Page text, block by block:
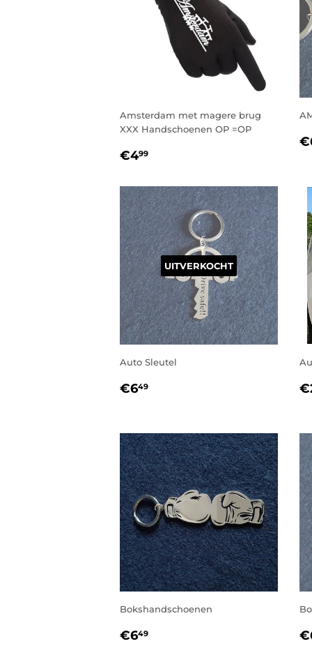
Amsterdam met magere brug
XXX Handschoenen OP =OP
NORMALE
€499
UITVERKOCHT
Auto Sleutel
NORMALE
€649
Bokshandschoenen
NORMALE
€649